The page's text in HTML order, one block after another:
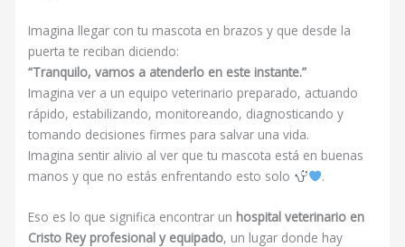
Imagina llegar con tu mascota en brazos y que desde la
puerta te reciban diciendo:
“Tranquilo, vamos a atenderlo en este instante.”
Imagina ver a un equipo veterinario preparado, actuando
rápido, estabilizando, monitoreando, diagnosticando y
tomando decisiones firmes para salvar una vida.
Imagina sentir alivio al ver que tu mascota está en buenas
manos y que no estás enfrentando esto solo
.
Eso es lo que significa encontrar un hospital veterinario en
Cristo Rey profesional y equipado, un lugar donde hay